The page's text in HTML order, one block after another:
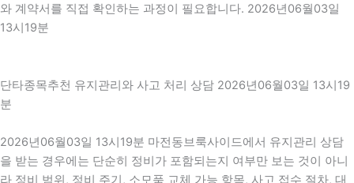
와 계약서를 직접 확인하는 과정이 필요합니다. 2026년06월03일
13시19분
단타종목추천 유지관리와 사고 처리 상담 2026년06월03일 13시19
분
2026년06월03일 13시19분 마전동브룩사이드에서 유지관리 상담
을 받는 경우에는 단순히 정비가 포함되는지 여부만 보는 것이 아니
라 정비 범위, 정비 주기, 소모품 교체 가능 항목, 사고 접수 절차, 대